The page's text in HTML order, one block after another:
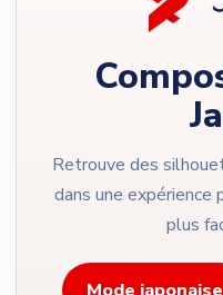
Retrouve des
dans une expérience
plus